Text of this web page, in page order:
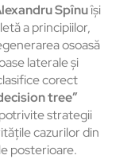
Spînuîși
a principiilor,
osoasă
laterale și
corect
tree”
strategii
cazurilor din
posterioare.